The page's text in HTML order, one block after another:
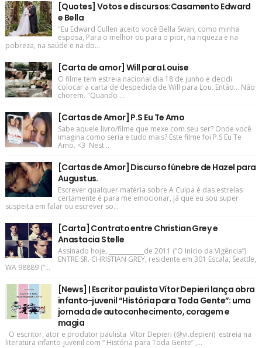
[Quotes] Votos e discursos:Casamento Edward
e Bella
"Eu Edward Cullen aceito você Bella Swan, como minha
esposa, Para o melhor ou para o pior, na riqueza e na
pobreza, na saúde e na do...
[Carta de amor] Will para Louise
O filme tem estreia nacional dia 18 de junho e decidi
colocar a carta de despedida de Will para Lou. Então... Não
chorem. "Quando ...
[Cartas de Amor] P.S Eu Te Amo
Sabe aquele livro/filme que mexe com seu ser? Onde você
imagina como seria e tudo mais? Este filme foi P.S Eu Te
Amo. <3 Nest...
[Cartas de Amor] Discurso fúnebre de Hazel para
Augustus.
Escrever qualquer matéria sobre A Culpa é das estrelas
certamente é para me emocionar, já que eu sou super
suspeita em falar ou escrever so...
[Carta] Contrato entre Christian Grey e
Anastacia Stelle
Assinado hoje, ____________de 2011 (“O Início da Vigência”)
ENTRE SR. CHRISTIAN GREY, residente em 301 Escala, Seattle,
WA 98889 (“...
[News] | Escritor paulista Vítor Depieri lança obra
infanto-juvenil “História para Toda Gente”: uma
jornada de autoconhecimento, coragem e
magia
O escritor, ator e produtor paulista Vítor Depieri (@vi.depieri) estreia na
literatura infanto-juvenil com “ História para Toda Gente” ,...